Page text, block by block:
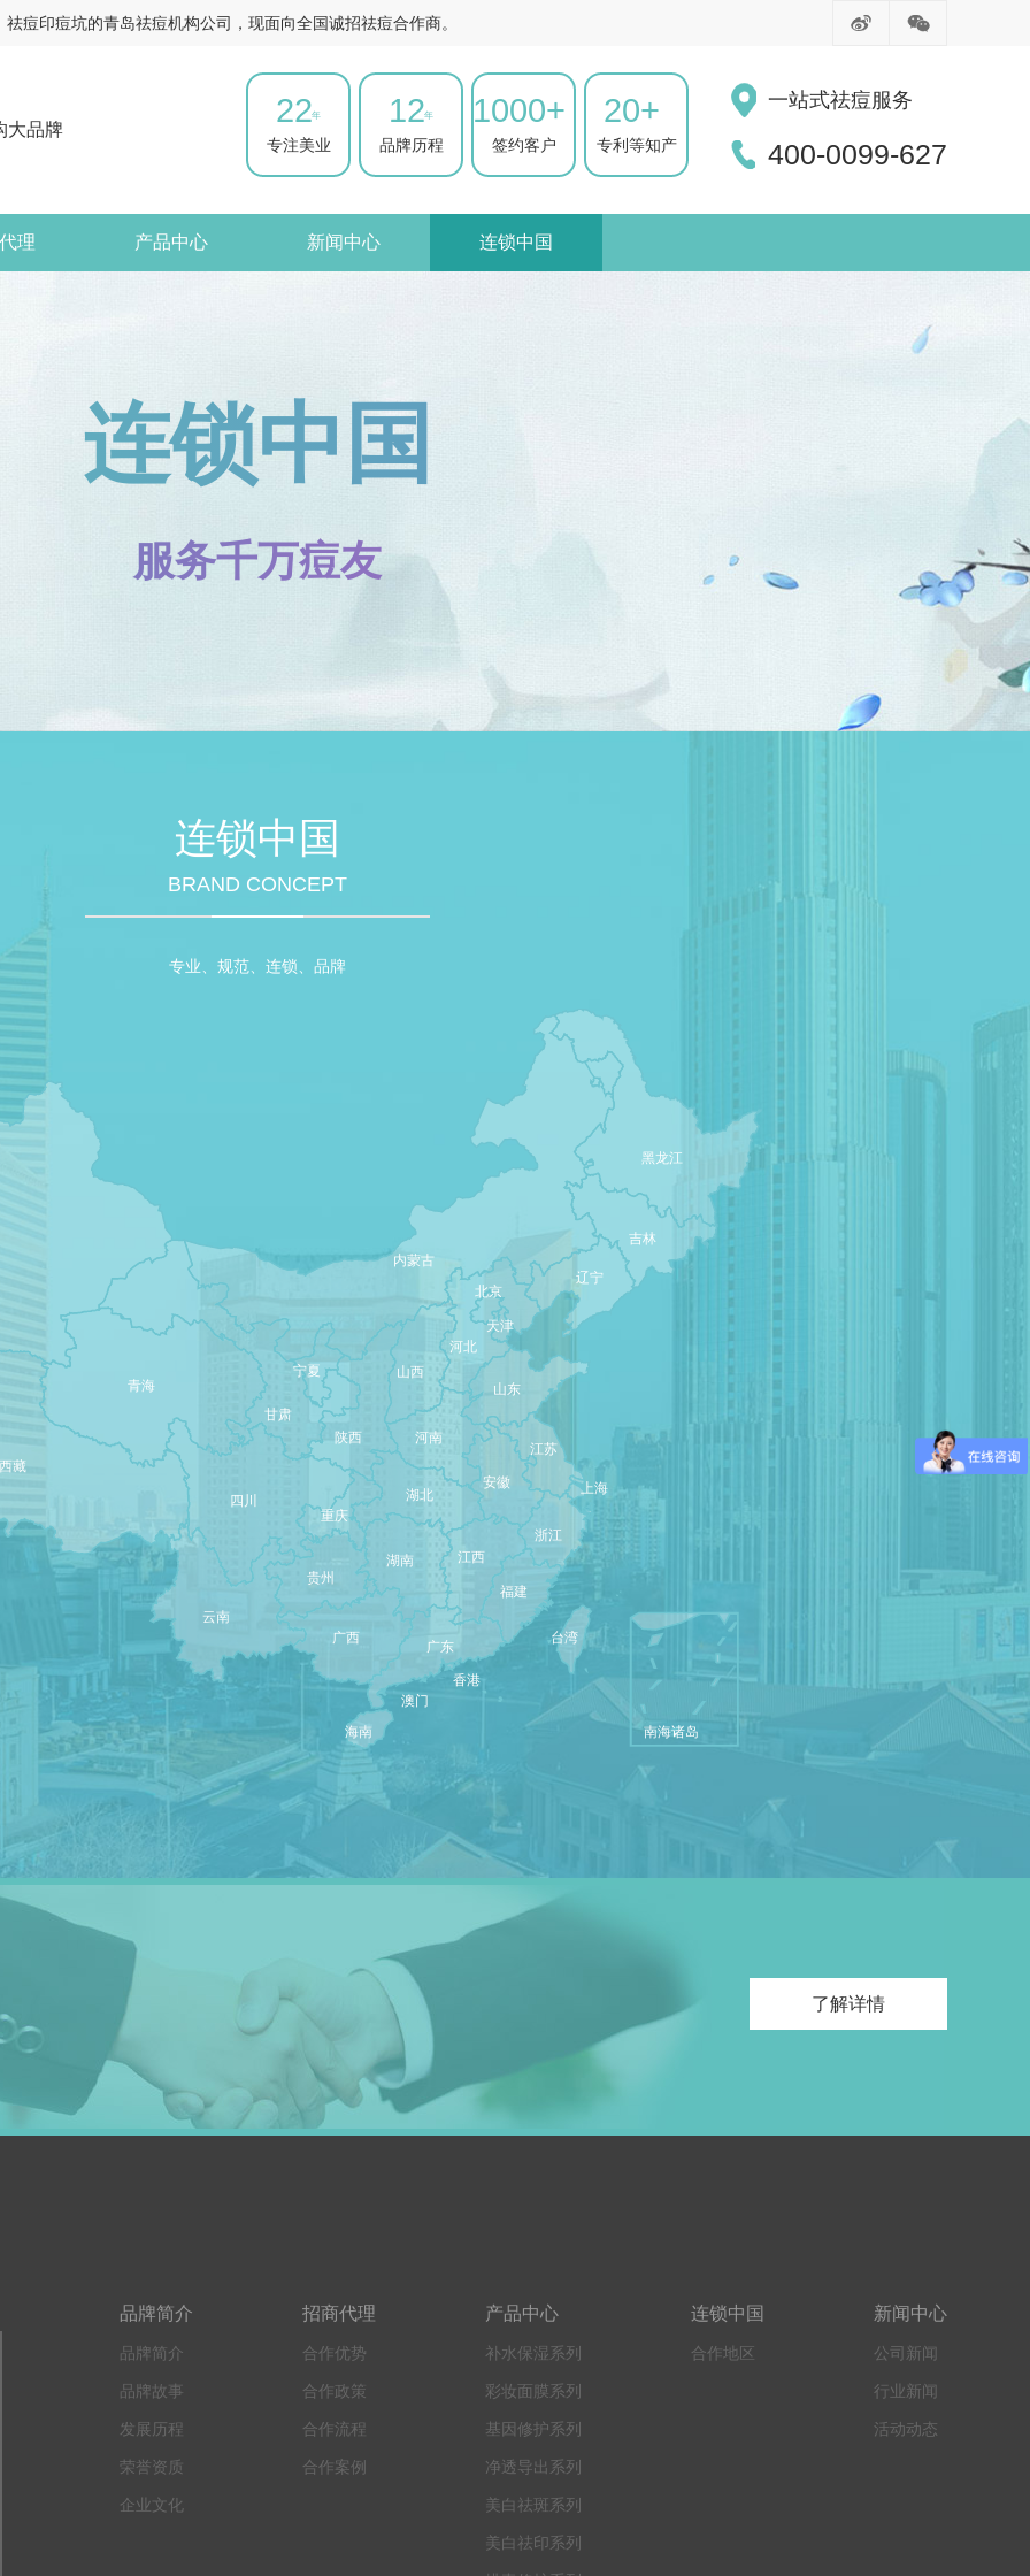
痘印痘坑的青岛祛痘机构公司，现面向全国诚招祛痘合作商。
大品牌
一站式祛痘服务
400-0099-627
22年
专注美业
12年
品牌历程
1000+
签约客户
20+
专利等知产
理 产品中心 新闻中心 连锁中国
连锁中国
服务千万痘友
连锁中国
BRAND CONCEPT
专业、规范、连锁、品牌
黑龙江
吉林
辽宁
河北
北京
内蒙古
天津
河南
山东
山西
江苏
安徽
湖北
浙江
湖南
江西
福建
陕西
宁夏
甘肃
重庆
四川
贵州
云南
广西
广东
台湾
海南
青海
西藏
上海
香港
澳门
南海诸岛
了解详情
品牌简介
品牌简介
品牌故事
发展历程
荣誉资质
企业文化
招商代理
合作优势
合作政策
合作流程
合作案例
产品中心
补水保湿系列
彩妆面膜系列
基因修护系列
净透导出系列
美白祛斑系列
美白祛印系列
连锁中国
合作地区
新闻中心
公司新闻
行业新闻
活动动态